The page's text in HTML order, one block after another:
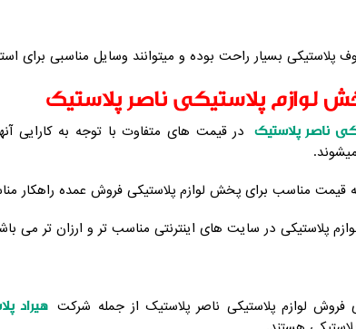
پلاستیکی بسیار راحت بوده و میتوانند وسایل مناسبی برای
لوازم پلاستیکی ناصر پلاستیک
ناصر پلاستیک در قیمت های متفاوت با توجه به کارایی
قیمت مناسب برای پخش لوازم پلاستیکی فروش عمده راهکار
پلاستیکی در سایت های اینترنتی مناسب تر و ارزان تر می
فروش لوازم پلاستیکی ناصر پلاستیک از جمله شرکت هیراد